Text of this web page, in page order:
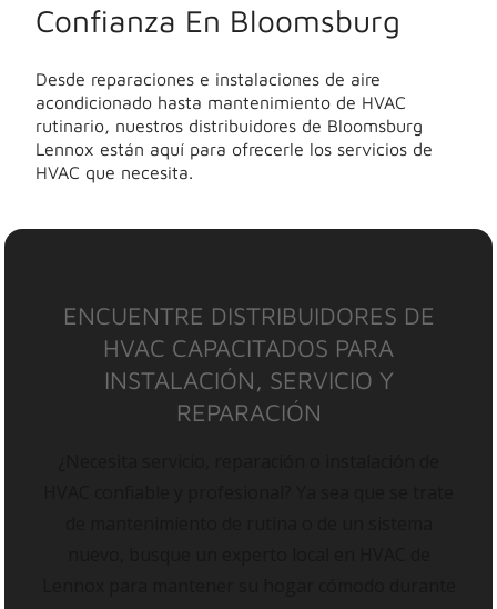
Confianza En Bloomsburg
Desde reparaciones e instalaciones de aire
acondicionado hasta mantenimiento de HVAC
rutinario, nuestros distribuidores de Bloomsburg
Lennox están aquí para ofrecerle los servicios de
HVAC que necesita.
ENCUENTRE DISTRIBUIDORES DE
HVAC CAPACITADOS PARA
INSTALACIÓN, SERVICIO Y
REPARACIÓN